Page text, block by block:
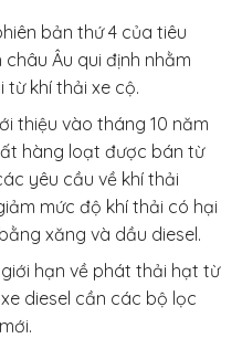
bản thứ 4 của tiêu
Âu qui định nhằm
khí thải xe cộ.
thiệu vào tháng 10 năm
hàng loạt được bán từ
yêu cầu về khí thải
mức độ khí thải có hại
xăng và dầu diesel.
hạn về phát thải hạt từ
diesel cần các bộ lọc